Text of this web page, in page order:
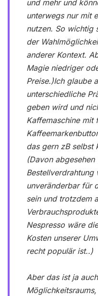
und mehr und
unterwegs nur mit
nutzen. So wichtig
der
anderer Kontext.
Magie niedriger
Preise.)Ich glaube
unterschiedliche
geben wird und
Kaffemaschine mit
das gern zB selbst
(Davon
Bestellverdrahtung
unveränderbar für
sein und trotzdem
Nespresso wäre
Kosten unserer
recht populär ist..)
Aber das ist ja